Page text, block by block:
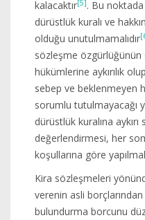
kalacaktır[5]. Bu noktada
dürüstlük kuralı ve
olduğu unutulmamalıdır
sözleşme özgürlüğünün
hükümlerine aykırılık
sebep ve beklenmeyen
sorumlu tutulmayacağı
dürüstlük kuralına aykırı
değerlendirmesi, her
koşullarına göre
Kira sözleşmeleri
verenin asli
bulundurma borcunu